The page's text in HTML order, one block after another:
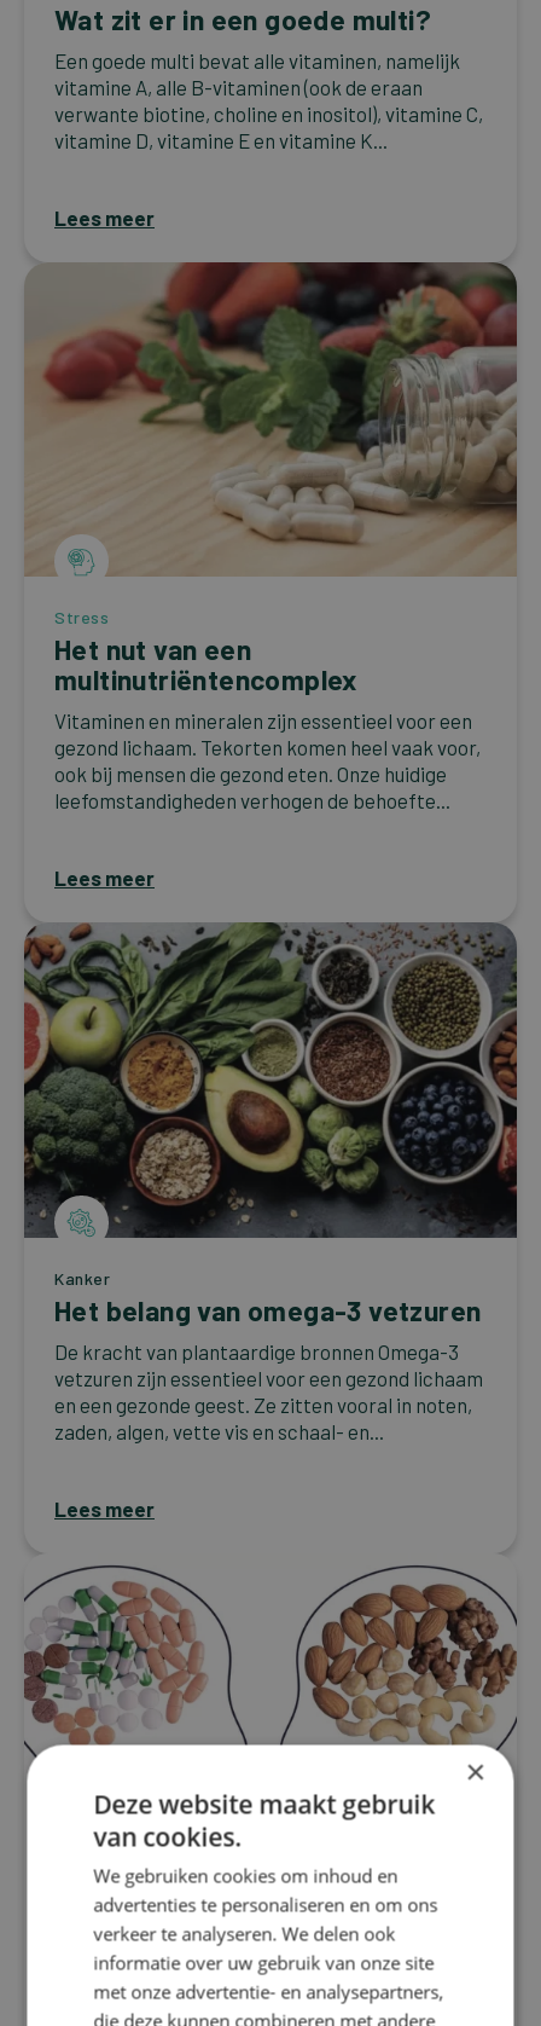
Wat zit er in een goede multi?
Een goede multi bevat alle vitaminen, namelijk
vitamine A, alle B-vitaminen (ook de eraan
verwante biotine, choline en inositol), vitamine C,
vitamine D, vitamine E en vitamine K...
Lees meer
Stress
Het nut van een
multinutriëntencomplex
Vitaminen en mineralen zijn essentieel voor een
gezond lichaam. Tekorten komen heel vaak voor,
ook bij mensen die gezond eten. Onze huidige
leefomstandigheden verhogen de behoefte...
Lees meer
Kanker
Het belang van omega-3 vetzuren
De kracht van plantaardige bronnen Omega-3
vetzuren zijn essentieel voor een gezond lichaam
en een gezonde geest. Ze zitten vooral in noten,
zaden, algen, vette vis en schaal- en...
Lees meer
Migraine
Voedingstherapie bij migraine:
Hoe supplementen het verschil
kunnen maken
×
Deze website maakt gebruik
van cookies.
We gebruiken cookies om inhoud en
advertenties te personaliseren en om ons
verkeer te analyseren. We delen ook
informatie over uw gebruik van onze site
met onze advertentie- en analysepartners,
die deze kunnen combineren met andere